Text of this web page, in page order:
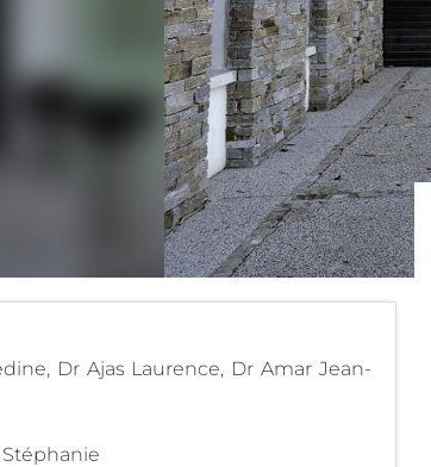
Dr Ajas Laurence, Dr Amar Jean-
Stéphanie